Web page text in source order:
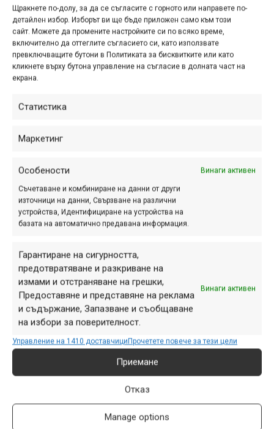
Щракнете по-долу, за да се съгласите с горното или направете по-
детайлен избор. Изборът ви ще бъде приложен само към този
сайт. Можете да промените настройките си по всяко време,
включително да оттеглите съгласието си, като използвате
превключващите бутони в Политиката за бисквитките или като
кликнете върху бутона управление на съгласие в долната част на
екрана.
Статистика
Маркетинг
Особености Винаги активен
Съчетаване и комбиниране на данни от други
източници на данни, Свързване на различни
устройства, Идентифициране на устройства на
базата на автоматично предавана информация.
Гарантиране на сигурността,
предотвратяване и разкриване на
измами и отстраняване на грешки,
Предоставяне и представяне на реклама
и съдържание, Запазване и съобщаване
на избори за поверителност.
Винаги активен
Управление на 1410 доставчициПрочетете повече за тези цели
Приемане
Отказ
Manage options
Кътина 20.03.2016 03:46 0
Кладница
КРАТКИ ВПЕЧАТЛЕНИЯ